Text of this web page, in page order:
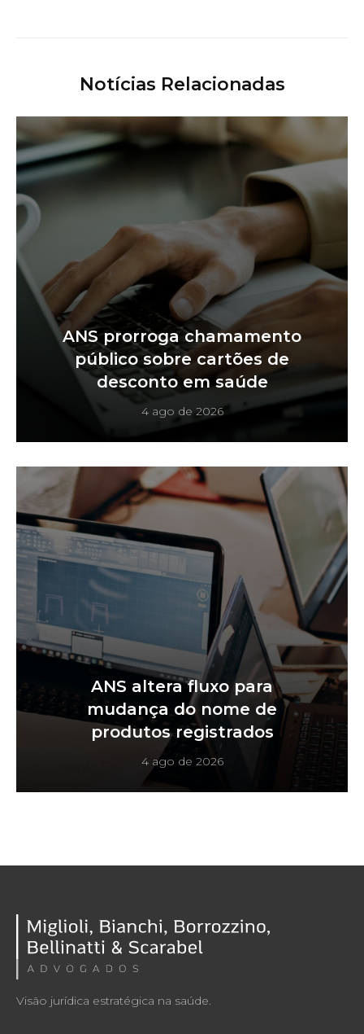
Notícias Relacionadas
ANS prorroga chamamento
público sobre cartões de
desconto em saúde
4 ago de 2026
ANS altera fluxo para
mudança do nome de
produtos registrados
4 ago de 2026
Visão jurídica estratégica na saúde.